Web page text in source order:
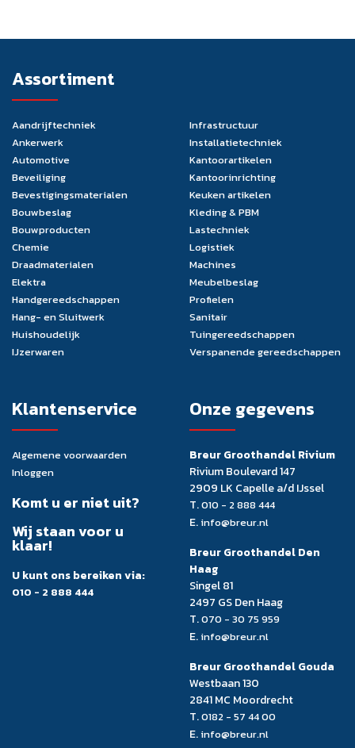
Assortiment
Aandrijftechniek
Ankerwerk
Automotive
Beveiliging
Bevestigingsmaterialen
Bouwbeslag
Bouwproducten
Chemie
Draadmaterialen
Elektra
Handgereedschappen
Hang- en Sluitwerk
Huishoudelijk
IJzerwaren
Infrastructuur
Installatietechniek
Kantoorartikelen
Kantoorinrichting
Keuken artikelen
Kleding & PBM
Lastechniek
Logistiek
Machines
Meubelbeslag
Profielen
Sanitair
Tuingereedschappen
Verspanende gereedschappen
Klantenservice
Algemene voorwaarden
Inloggen
Komt u er niet uit?
Wij staan voor u
klaar!
U kunt ons bereiken via:
010 - 2 888 444
Onze gegevens
Breur Groothandel Rivium
Rivium Boulevard 147
2909 LK Capelle a/d IJssel
T.010 - 2 888 444
E. info@breur.nl
Breur Groothandel Den
Haag
Singel 81
2497 GS Den Haag
T.070 - 30 75 959
E. info@breur.nl
Breur Groothandel Gouda
Westbaan 130
2841 MC Moordrecht
T.0182 - 57 44 00
E. info@breur.nl